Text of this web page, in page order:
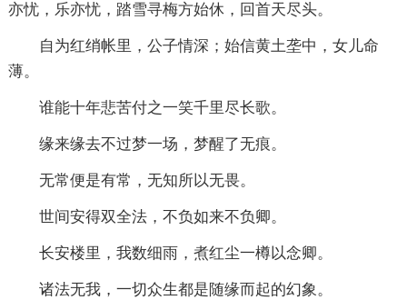
亦忧，乐亦忧，踏雪寻梅方始休，回首天尽头。
自为红绡帐里，公子情深；始信黄土垄中，女儿命
薄。
谁能十年悲苦付之一笑千里尽长歌。
缘来缘去不过梦一场，梦醒了无痕。
无常便是有常，无知所以无畏。
世间安得双全法，不负如来不负卿。
长安楼里，我数细雨，煮红尘一樽以念卿。
诸法无我，一切众生都是随缘而起的幻象。